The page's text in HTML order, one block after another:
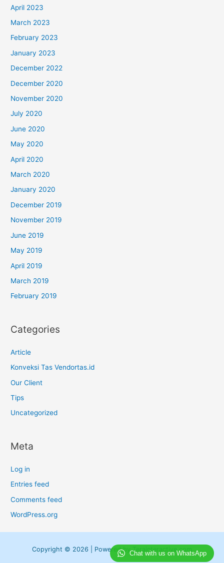
April 2023
March 2023
February 2023
January 2023
December 2022
December 2020
November 2020
July 2020
June 2020
May 2020
April 2020
March 2020
January 2020
December 2019
November 2019
June 2019
May 2019
April 2019
March 2019
February 2019
Categories
Article
Konveksi Tas Vendortas.id
Our Client
Tips
Uncategorized
Meta
Log in
Entries feed
Comments feed
WordPress.org
Copyright © 2026 | Powered byTerainteractive.com
Chat with us on WhatsApp